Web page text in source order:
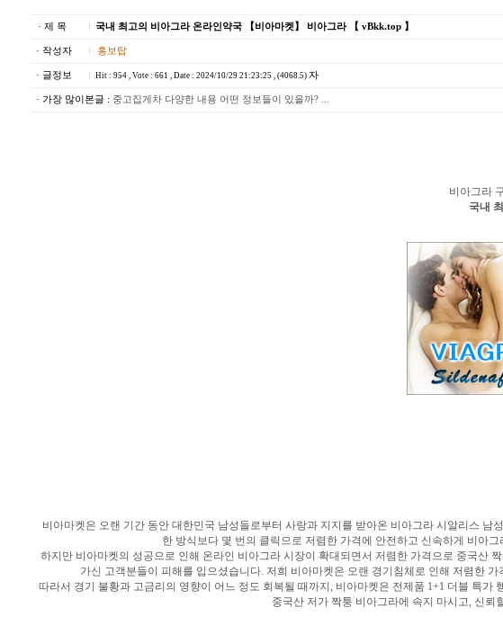
· 제 목
국내 최고의 비아그라 온라인약국 【비아마켓】 비아그라 【 vBkk.top 】
· 작성자 홍보탑
· 글정보 Hit : 954 , Vote : 661 , Date : 2024/10/29 21:23:25 , (4068.5) 자
· 가장 많이본글 : 중고집게차 다양한 내용 어떤 정보들이 있을까? ...
비아그라
국내
비아마켓은 오랜 기간 동안 대한민국 남성들로부터 사랑과 지지를 받아온 비아그라 시알리스
한 방식보다 몇 번의 클릭으로 저렴한 가격에 안전하고 신속하게 비아
하지만 비아마켓의 성공으로 인해 온라인 비아그라 시장이 확대되면서 저렴한 가격으로 중국산
가신 고객분들이 피해를 입으셨습니다. 저희 비아마켓은 오랜 경기침체로 인해 저렴한
따라서 경기 불황과 고금리의 영향이 어느 정도 회복될 때까지, 비아마켓은 전제품 1+1 더블 특
중국산 저가 짝퉁 비아그라에 속지 마시고, 신